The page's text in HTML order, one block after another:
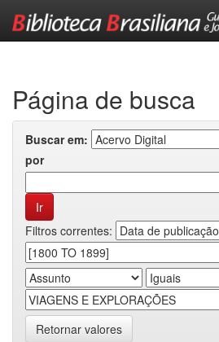
Página de busca
Buscar em:
por
Filtros correntes:
Retornar valores